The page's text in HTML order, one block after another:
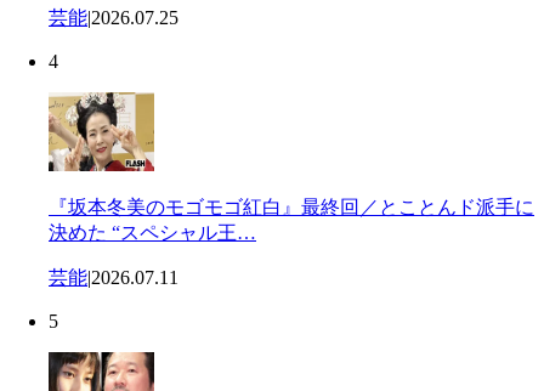
芸能|2026.07.25
4
『坂本冬美のモゴモゴ紅白』最終回／とことんド派手に
決めた “スペシャル王…
芸能|2026.07.11
5